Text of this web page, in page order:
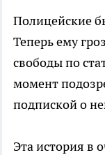
Полицейские
Теперь ему
свободы по
момент
подпиской о
Эта история в